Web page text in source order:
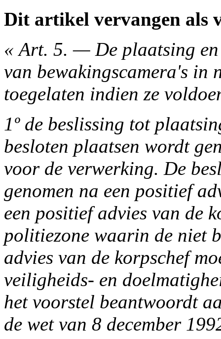
Dit artikel vervangen als
« Art. 5. — De plaatsing
van bewakingscamera's in
toegelaten indien ze
1º de beslissing tot
besloten plaatsen wordt
voor de verwerking. De
genomen na een positief
een positief advies van de
politiezone waarin de niet
advies van de korpschef
veiligheids- en
het voorstel beantwoordt
de wet van 8 december